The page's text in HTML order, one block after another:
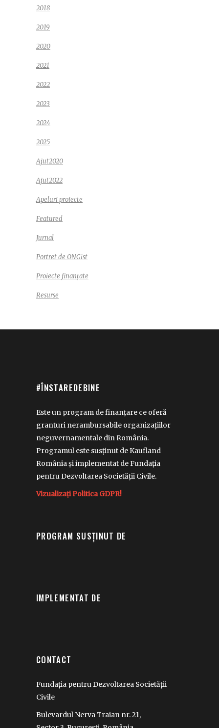
2018
2019
2020
2021
2022
2023
2024
2025
Ajut2020
Ajut2022
Apeluri proiecte
Featured
Jurnal
Portret de ONGist
Proiecte finanțate
Resurse
#ÎNSTAREDEBINE
Este un program de finanțare ce oferă
granturi nerambursabile organizațiilor
neguvernamentale din România.
Programul este susținut de Kaufland
România și implementat de Fundația
pentru Dezvoltarea Societății Civile.
Vizualizați Politica GDPR!
PROGRAM SUSȚINUT DE
IMPLEMENTAT DE
CONTACT
Fundația pentru Dezvoltarea Societății
Civile
Bulevardul Nerva Traian nr. 21,